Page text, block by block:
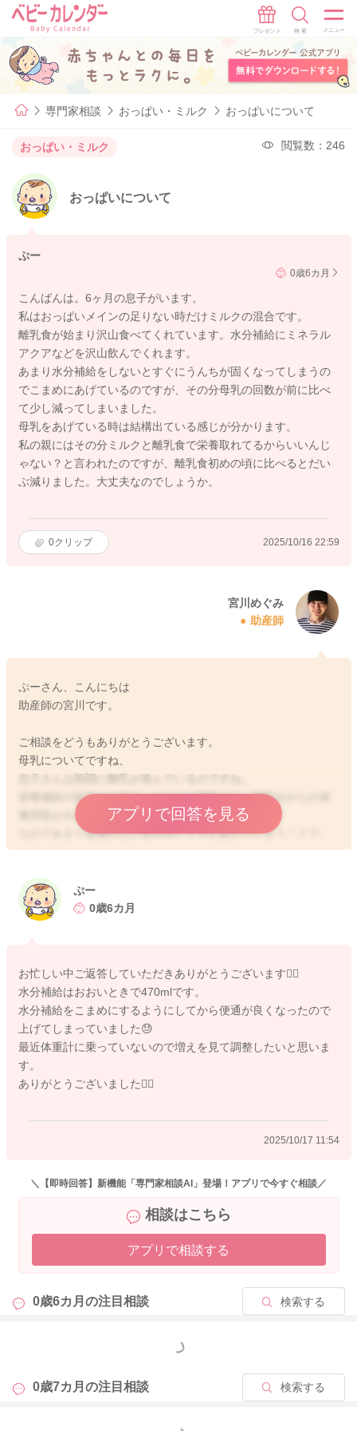
専門家相談 おっぱい・ミルク おっぱいについて
おっぱい・ミルク 閲覧数：246
おっぱいについて
ぷー
0歳6カ月
こんばんは。6ヶ月の息子がいます。
私はおっぱいメインの足りない時だけミルクの混合です。
離乳食が始まり沢山食べてくれています。水分補給にミネラル
アクアなどを沢山飲んでくれます。
あまり水分補給をしないとすぐにうんちが固くなってしまうの
でこまめにあげているのですが、その分母乳の回数が前に比べ
て少し減ってしまいました。
母乳をあげている時は結構出ている感じが分かります。
私の親にはその分ミルクと離乳食で栄養取れてるからいいんじ
ゃない？と言われたのですが、離乳食初めの頃に比べるとだい
ぶ減りました。大丈夫なのでしょうか。
0クリップ 2025/10/16 22:59
宮川めぐみ
助産師
ぷーさん、こんにちは
助産師の宮川です。
ご相談をどうもありがとうございます。
母乳についてですね、
息子さんは順調に離乳が進んでいるのですね。
栄養補給の割合としては、まだまだ母乳から、授乳分からの栄
養摂取が大きい時になります。
なのであまり栄養のない水分をたくさん飲んでしまうことで、
栄養のある母乳が飲めず、栄養不足を招くこともあります。
極的に栄養のない水分を与える必要はまだないかと思います。
と思います。
どうぞよろしくお願いします。
アプリで回答を見る
ぷー
0歳6カ月
お忙しい中ご返答していただきありがとうございます🙇‍♂️
水分補給はおおいときで470mlです。
水分補給をこまめにするようにしてから便通が良くなったので
上げてしまっていました😓
最近体重計に乗っていないので増えを見て調整したいと思いま
す。
ありがとうございました🙇‍♂️
2025/10/17 11:54
＼【即時回答】新機能「専門家相談AI」登場！アプリで今すぐ相談／
相談はこちら
アプリで相談する
0歳6カ月の注目相談 検索する
もっと見る
0歳7カ月の注目相談 検索する